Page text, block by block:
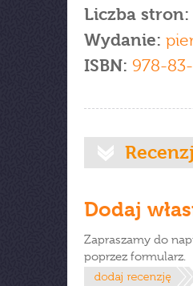
Liczba stron:
Wydanie:
ISBN: 978-
Dodaj
Zapraszamy do
poprzez formularz.